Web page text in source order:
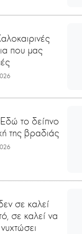
που μας
το δείπνο
της βραδιάς
σε καλεί
σε καλεί να